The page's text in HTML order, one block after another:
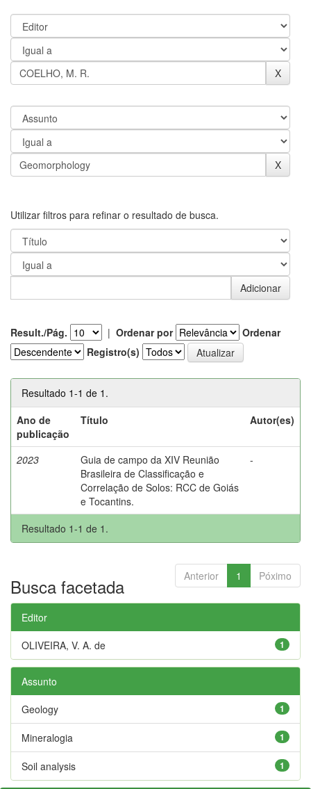
Utilizar filtros para refinar o resultado de busca.
Result./Pág. | Ordenar por
Ordenar
Registro(s)
Resultado 1-1 de 1.
Ano de
publicação
Título Autor(es)
2023
Guia de campo da XIV Reunião
Brasileira de Classificação e
Correlação de Solos: RCC de Goiás
e Tocantins.
-
Resultado 1-1 de 1.
Anterior 1 Póximo
Busca facetada
Editor
1
OLIVEIRA, V. A. de
Assunto
1
Geology
1
Mineralogia
1
Soil analysis